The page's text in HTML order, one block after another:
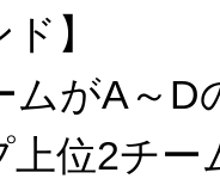
】
がA～D
位2チー